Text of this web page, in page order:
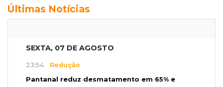
Últimas Notícias
SEXTA, 07 DE AGOSTO
23:54 Redução
Pantanal reduz desmatamento em 65% e